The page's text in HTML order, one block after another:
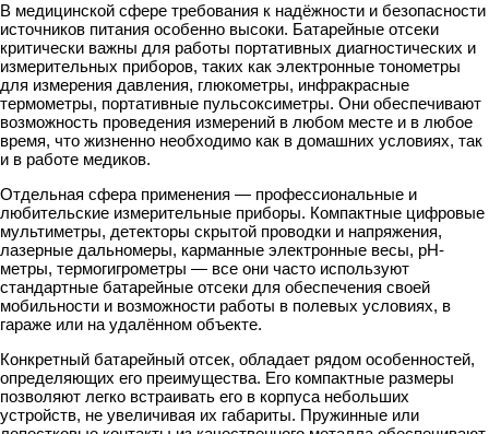
В медицинской сфере требования к надёжности и безопасности
источников питания особенно высоки. Батарейные отсеки
критически важны для работы портативных диагностических и
измерительных приборов, таких как электронные тонометры
для измерения давления, глюкометры, инфракрасные
термометры, портативные пульсоксиметры. Они обеспечивают
возможность проведения измерений в любом месте и в любое
время, что жизненно необходимо как в домашних условиях, так
и в работе медиков.
Отдельная сфера применения — профессиональные и
любительские измерительные приборы. Компактные цифровые
мультиметры, детекторы скрытой проводки и напряжения,
лазерные дальномеры, карманные электронные весы, pH-
метры, термогигрометры — все они часто используют
стандартные батарейные отсеки для обеспечения своей
мобильности и возможности работы в полевых условиях, в
гараже или на удалённом объекте.
Конкретный батарейный отсек, обладает рядом особенностей,
определяющих его преимущества. Его компактные размеры
позволяют легко встраивать его в корпуса небольших
устройств, не увеличивая их габариты. Пружинные или